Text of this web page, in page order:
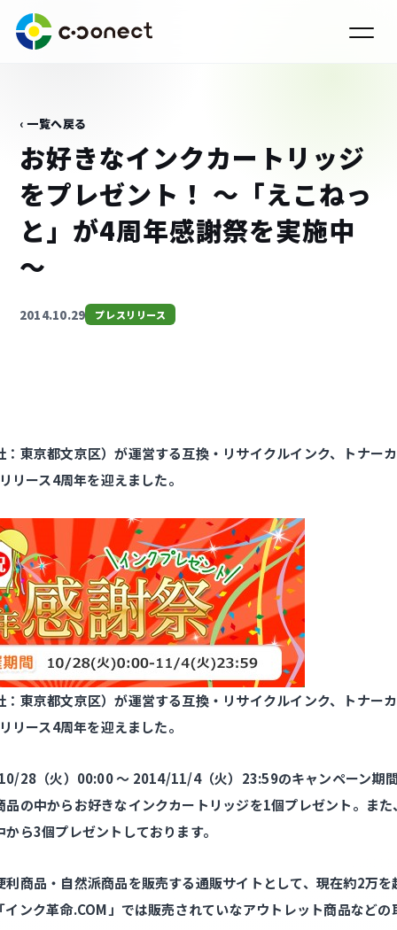
‹ 一覧へ戻る
お好きなインクカートリッジ
をプレゼント！ ～「えこねっ
と」が4周年感謝祭を実施中
～
2014.10.29 プレスリリース
東京都文京区）が運営する互換・リサイクルインク、トナー
ース4周年を迎えました。
東京都文京区）が運営する互換・リサイクルインク、トナー
ース4周年を迎えました。
28（火）00:00 ～ 2014/11/4（火）23:59のキャンペーン期
品の中からお好きなインクカートリッジを1個プレゼント。ま
ら3個プレゼントしております。
商品・自然派商品を販売する通販サイトとして、現在約2万
ンク革命.COM」では販売されていなアウトレット商品など